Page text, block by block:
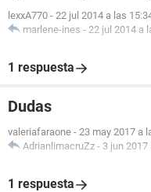
lexxA770 - 22 jul 2014 a las
marlene-ines - 22 jul 2014 a
1 respuesta
Dudas
valeriafaraone - 23 may 2017 a
AdrianlimacruZz - 3 jun 2017
1 respuesta